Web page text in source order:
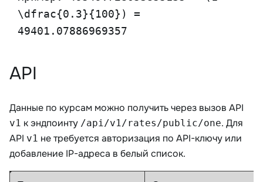
\dfrac{0.3}{100}) =
49401.07886969357
API
Данные по курсам можно получить через вызов API
v1 к эндпоинту /api/v1/rates/public/one. Для
API v1 не требуется авторизация по API-ключу или
добавление IP-адреса в белый список.